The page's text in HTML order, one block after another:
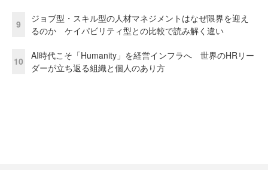
9
ジョブ型・スキル型の人材マネジメントはなぜ限界を迎え
るのか ケイパビリティ型との比較で読み解く違い
10
AI時代こそ「Humanity」を経営インフラへ 世界のHRリー
ダーが立ち返る組織と個人のあり方